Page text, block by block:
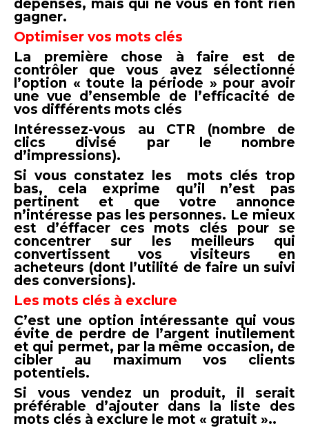
dépenses, mais qui ne vous en font rien
gagner.
Optimiser vos mots clés
La première chose à faire est de
contrôler que vous avez sélectionné
l’option « toute la période » pour avoir
une vue d’ensemble de l’efficacité de
vos différents mots clés
Intéressez-vous au CTR (nombre de
clics divisé par le nombre
d’impressions).
Si vous constatez les mots clés trop
bas, cela exprime qu’il n’est pas
pertinent et que votre annonce
n’intéresse pas les personnes. Le mieux
est d’éffacer ces mots clés pour se
concentrer sur les meilleurs qui
convertissent vos visiteurs en
acheteurs (dont l’utilité de faire un suivi
des conversions).
Les mots clés à exclure
C’est une option intéressante qui vous
évite de perdre de l’argent inutilement
et qui permet, par la même occasion, de
cibler au maximum vos clients
potentiels.
Si vous vendez un produit, il serait
préférable d’ajouter dans la liste des
mots clés à exclure le mot « gratuit »..